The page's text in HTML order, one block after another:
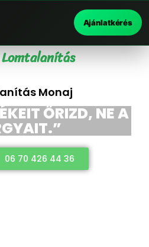
Ajánlatkérés
Monaj
ŐRIZD, NE A
06 70 426 44 36